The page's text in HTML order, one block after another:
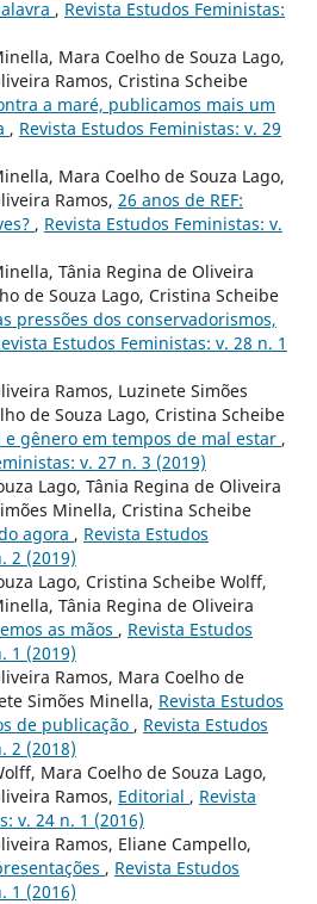
, Revista Estudos Feministas:
Mara Coelho de Souza Lago,
Ramos, Cristina Scheibe
a maré, publicamos mais um
, Revista Estudos Feministas: v. 29
Mara Coelho de Souza Lago,
Ramos, 26 anos de REF:
, Revista Estudos Feministas: v.
Tânia Regina de Oliveira
de Souza Lago, Cristina Scheibe
pressões dos conservadorismos,
Estudos Feministas: v. 28 n. 1
Ramos, Luzinete Simões
de Souza Lago, Cristina Scheibe
e gênero em tempos de mal estar ,
v. 27 n. 3 (2019)
Lago, Tânia Regina de Oliveira
Minella, Cristina Scheibe
agora , Revista Estudos
2 (2019)
Lago, Cristina Scheibe Wolff,
Tânia Regina de Oliveira
as mãos , Revista Estudos
1 (2019)
Ramos, Mara Coelho de
Simões Minella, Revista Estudos
de publicação , Revista Estudos
2 (2018)
Mara Coelho de Souza Lago,
Ramos, Editorial , Revista
v. 24 n. 1 (2016)
Ramos, Eliane Campello,
, Revista Estudos
1 (2016)